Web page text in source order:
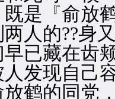
『俞放鹤
人的??身
已藏在齿
发现自己
的同党，